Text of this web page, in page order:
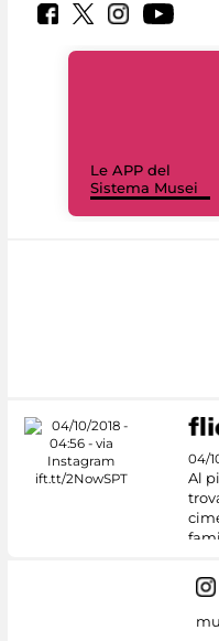
Le APP del
Sistema Musei
04/
Al